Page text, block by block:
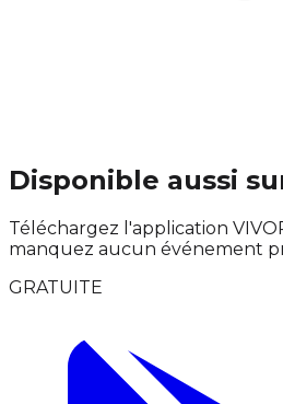
Disponible aussi
Téléchargez l'application
manquez aucun événement
GRATUITE